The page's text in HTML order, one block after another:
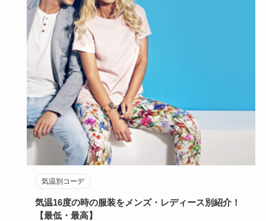
気温別コーデ
気温16度の時の服装をメンズ・レディース別紹介！
【最低・最高】